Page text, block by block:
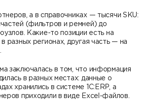
а в справочниках — тысячи SKU:
(фильтров и ремней) до
Какие-то позиции есть на
разных регионах, другая часть — на
заключалась в том, что информация
в разных местах: данные о
хранились в системе 1С:ERP, а
приходили в виде Excel-файлов.